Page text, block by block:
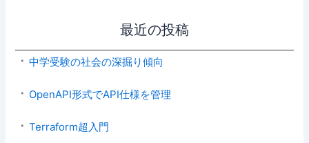
最近の投稿
中学受験の社会の深掘り傾向
OpenAPI形式でAPI仕様を管理
Terraform超入門